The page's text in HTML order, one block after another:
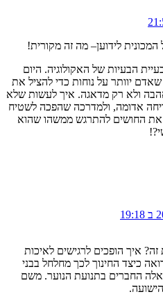
המכונית לידוען– מה זה מקורית!
הבעיות של האקולוגיה. היום
שאדם יוותר על נוחות כדי להציל את
ולא רק מדאגה. איך לעשות שלא
אדומה, ולמדרכה שהפכה לשטיח
את החושים להתרגש ממשהו שהוא
איך הופכים לרגישים לאיכות
כיצד החינוך לכך מחלחל בבני
אלה החברים בתנועת הנוער. משם